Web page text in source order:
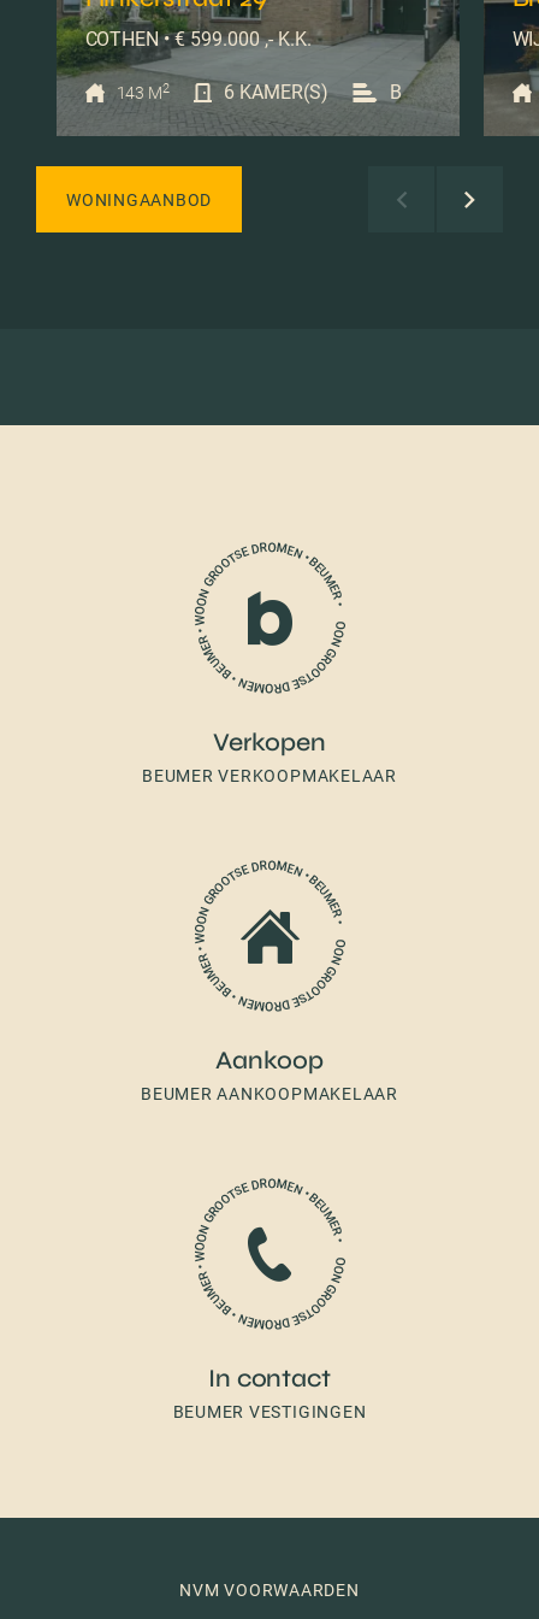
COTHEN • € 599.000 ,- K.K.
143 M2 6 KAMER(S) B
WONINGAANBOD
Verkopen
BEUMER VERKOOPMAKELAAR
Aankoop
BEUMER AANKOOPMAKELAAR
In contact
BEUMER VESTIGINGEN
NVM VOORWAARDEN